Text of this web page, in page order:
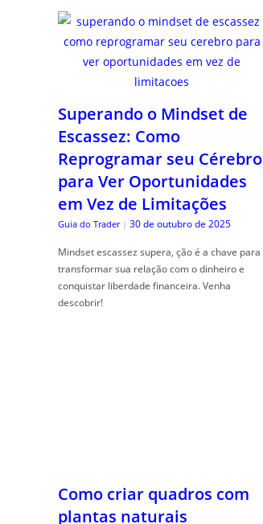
Superando o Mindset de
Escassez: Como
Reprogramar seu Cérebro
para Ver Oportunidades
em Vez de Limitações
Guia do Trader | 30 de outubro de 2025
Mindset escassez supera, ção é a chave para
transformar sua relação com o dinheiro e
conquistar liberdade financeira. Venha
descobrir!
Como criar quadros com
plantas naturais